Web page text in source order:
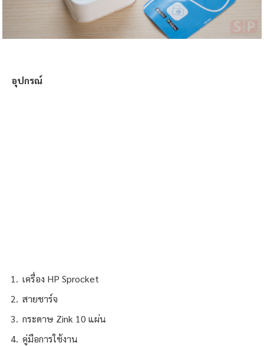
อุปกรณ์
เครื่อง HP Sprocket
สายชาร์จ
กระดาษ Zink 10 แผ่น
คู่มือการใช้งาน